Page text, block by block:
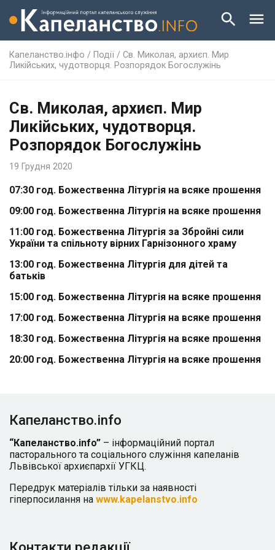
Капеланство.інфо / Події / Св. Миколая, архиєп. Мир
Ликійських, чудотворця. Розпорядок Богослужінь
Св. Миколая, архиєп. Мир
Ликійських, чудотворця.
Розпорядок Богослужінь
19 Грудня 2020
07:30 год. Божественна Літургія на всяке прошення
09:00 год. Божественна Літургія на всяке прошення
11:00 год. Божественна Літургія за Збройні сили
України та спільноту вірних Гарнізонного храму
13:00 год. Божественна Літургія для дітей та
батьків
15:00 год. Божественна Літургія на всяке прошення
17:00 год. Божественна Літургія на всяке прошення
18:30 год. Божественна Літургія на всяке прошення
20:00 год. Божественна Літургія на всяке прошення
Капеланство.info
“Капеланство.info” – інформаційний портал
пасторального та соціального служіння капеланів
Львівської архиєпархії УГКЦ.
Передрук матеріалів тільки за наявності
гіперпосилання на www.kapelanstvo.info
Контакти редакції